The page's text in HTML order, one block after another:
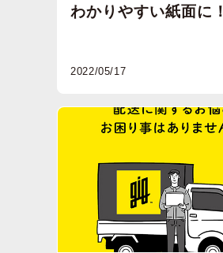
わかりやすい紙面に！
2022/05/17